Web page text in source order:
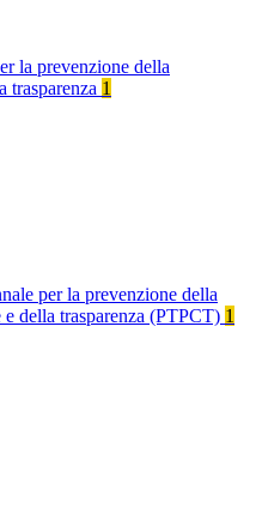
la prevenzione della
trasparenza 1
per la prevenzione della
della trasparenza (PTPCT) 1